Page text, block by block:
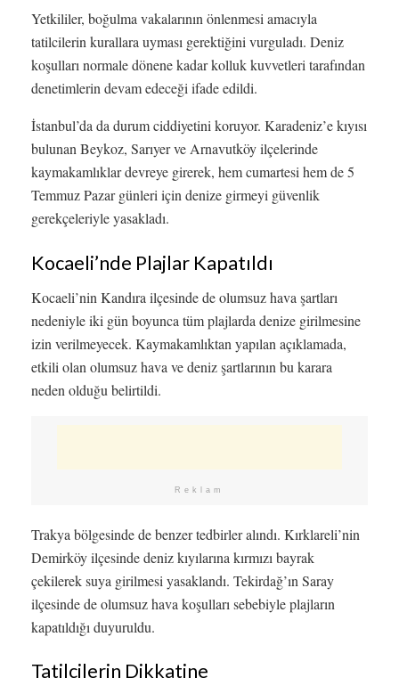
Yetkililer, boğulma vakalarının önlenmesi amacıyla
tatilcilerin kurallara uyması gerektiğini vurguladı. Deniz
koşulları normale dönene kadar kolluk kuvvetleri tarafından
denetimlerin devam edeceği ifade edildi.
İstanbul’da da durum ciddiyetini koruyor. Karadeniz’e kıyısı
bulunan Beykoz, Sarıyer ve Arnavutköy ilçelerinde
kaymakamlıklar devreye girerek, hem cumartesi hem de 5
Temmuz Pazar günleri için denize girmeyi güvenlik
gerekçeleriyle yasakladı.
Kocaeli’nde Plajlar Kapatıldı
Kocaeli’nin Kandıra ilçesinde de olumsuz hava şartları
nedeniyle iki gün boyunca tüm plajlarda denize girilmesine
izin verilmeyecek. Kaymakamlıktan yapılan açıklamada,
etkili olan olumsuz hava ve deniz şartlarının bu karara
neden olduğu belirtildi.
Reklam
Trakya bölgesinde de benzer tedbirler alındı. Kırklareli’nin
Demirköy ilçesinde deniz kıyılarına kırmızı bayrak
çekilerek suya girilmesi yasaklandı. Tekirdağ’ın Saray
ilçesinde de olumsuz hava koşulları sebebiyle plajların
kapatıldığı duyuruldu.
Tatilcilerin Dikkatine